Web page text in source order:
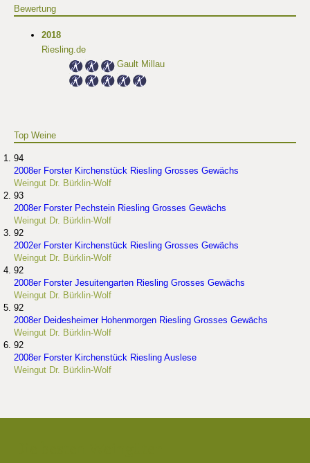
Bewertung
2018
Riesling.de
Gault Millau
Top Weine
94
2008er Forster Kirchenstück Riesling Grosses Gewächs
Weingut Dr. Bürklin-Wolf
93
2008er Forster Pechstein Riesling Grosses Gewächs
Weingut Dr. Bürklin-Wolf
92
2002er Forster Kirchenstück Riesling Grosses Gewächs
Weingut Dr. Bürklin-Wolf
92
2008er Forster Jesuitengarten Riesling Grosses Gewächs
Weingut Dr. Bürklin-Wolf
92
2008er Deidesheimer Hohenmorgen Riesling Grosses Gewächs
Weingut Dr. Bürklin-Wolf
92
2008er Forster Kirchenstück Riesling Auslese
Weingut Dr. Bürklin-Wolf